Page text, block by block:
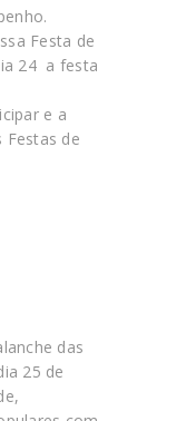
Festa de
24 a festa
e a
de
das
25 de